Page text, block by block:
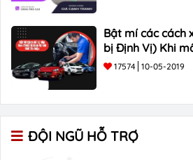
Bật mí các cách
bị Định Vị) Khi
17574 10-05-2019
ĐỘI NGŨ HỖ TRỢ